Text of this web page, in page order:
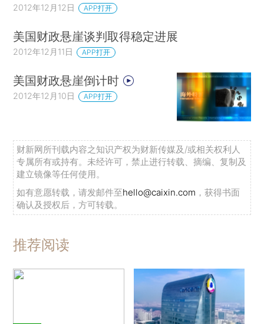
2012年12月12日 APP打开
美国财政悬崖谈判取得稳定进展
2012年12月11日 APP打开
美国财政悬崖倒计时
2012年12月10日 APP打开
财新网所刊载内容之知识产权为财新传媒及/或相关权利人
专属所有或持有。未经许可，禁止进行转载、摘编、复制及
建立镜像等任何使用。
如有意愿转载，请发邮件至hello@caixin.com ，获得书面
确认及授权后，方可转载。
推荐阅读